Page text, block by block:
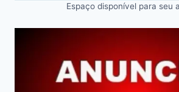
Espaço disponível para seu